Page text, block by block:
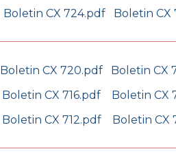
Boletin CX 724.pdf Boletin CX
Boletin CX 720.pdf
Boletin CX
Boletin CX 716.pdf
Boletin CX
Boletin CX 712.pdf Boletin CX